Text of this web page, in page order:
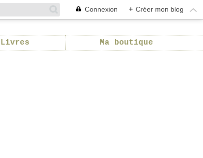
Connexion + Créer mon blog
Livres Ma boutique